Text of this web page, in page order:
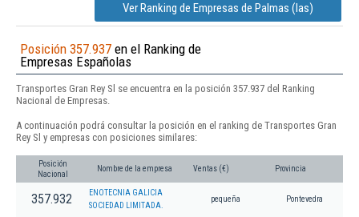
Ver Ranking de Empresas de Palmas (las)
Posición 357.937 en el Ranking de
Empresas Españolas
Transportes Gran Rey Sl se encuentra en la posición 357.937 del Ranking
Nacional de Empresas.
A continuación podrá consultar la posición en el ranking de Transportes Gran
Rey Sl y empresas con posiciones similares:
Posición
Nacional
Nombre de la empresa Ventas (€) Provincia
357.932
ENOTECNIA GALICIA
SOCIEDAD LIMITADA.
pequeña Pontevedra